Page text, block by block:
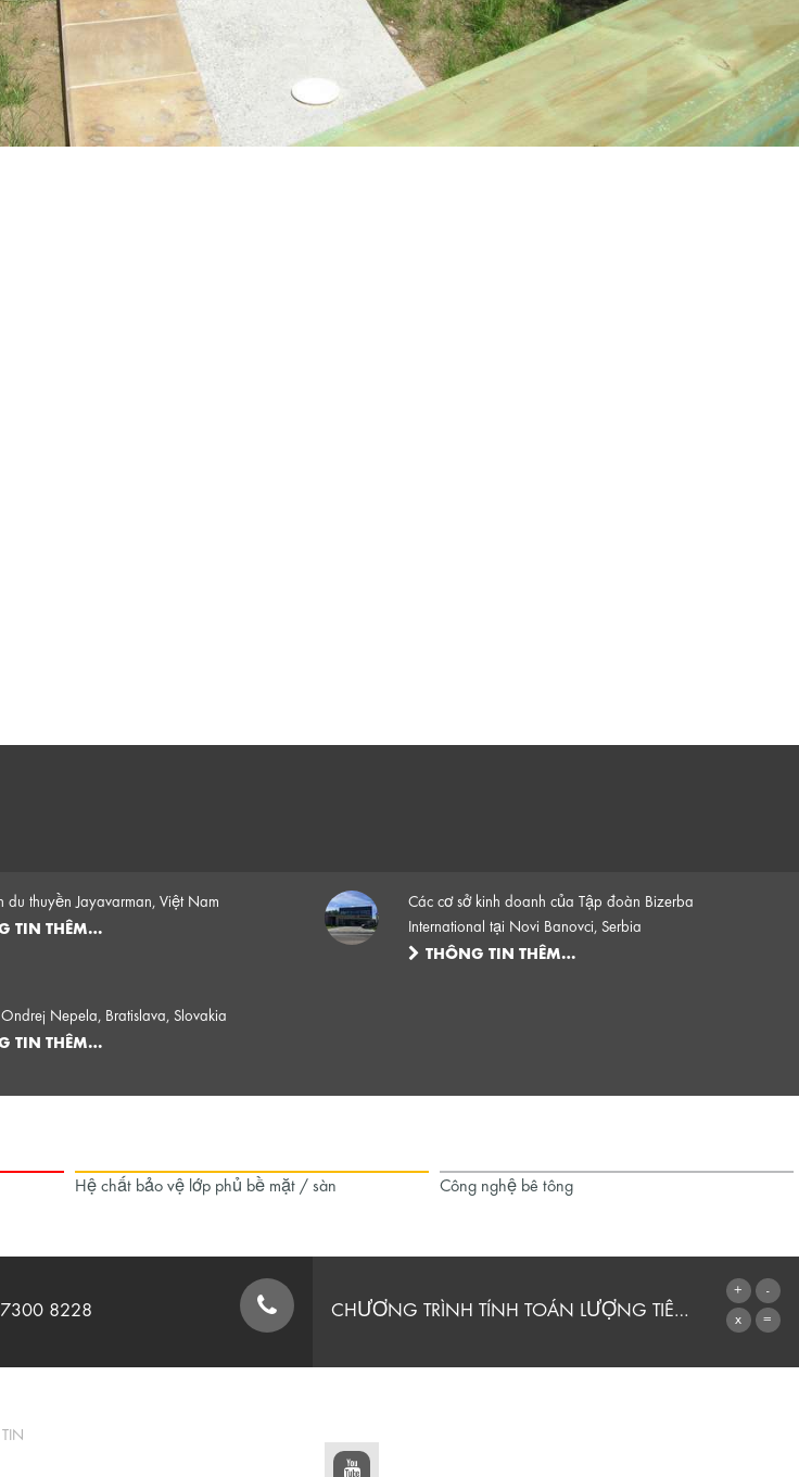
du thuyền Jayavarman, Việt Nam
TIN THÊM…
Các cơ sở kinh doanh của Tập đoàn Bizerba
International tại Novi Banovci, Serbia
THÔNG TIN THÊM…
Nepela, Bratislava, Slovakia
TIN THÊM…
Hệ chất bảo vệ lớp phủ bề mặt / sàn Công nghệ bê tông
8228 CHƯƠNG TRÌNH TÍNH TOÁN LƯỢNG TIÊU THỤ